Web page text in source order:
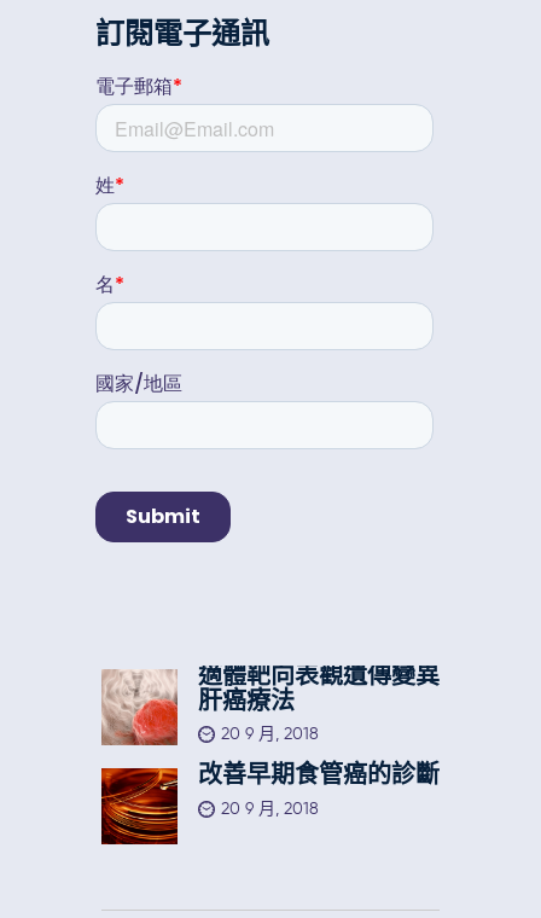
訂閱電子通訊
適體靶向表觀遺傳變異
肝癌療法
20 9 月, 2018
改善早期食管癌的診斷
20 9 月, 2018